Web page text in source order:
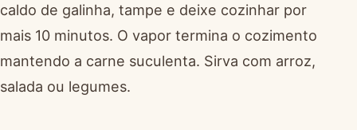
caldo de galinha, tampe e deixe cozinhar por
mais 10 minutos. O vapor termina o cozimento
mantendo a carne suculenta. Sirva com arroz,
salada ou legumes.